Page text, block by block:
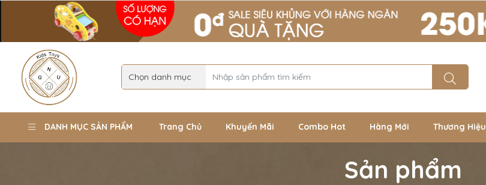
DANH MỤC SẢN PHẨM Trang Chủ Khuyến Mãi Combo Hot Hàng Mới Thương Hiệu
Sản phẩm